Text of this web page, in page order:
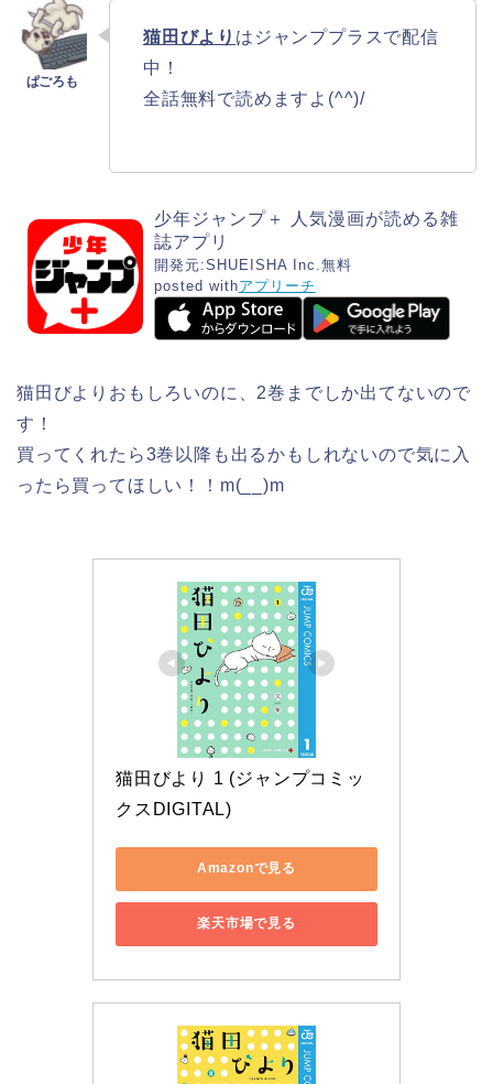
猫田びより はジャンププラスで配信
中！
全話無料で読めますよ(^^)/
少年ジャンプ＋ 人気漫画が読める雑
誌アプリ
開発元:SHUEISHA Inc. 無料
posted withアプリーチ
猫田びよりおもしろいのに、2巻までしか出てないので
す！
買ってくれたら3巻以降も出るかもしれないので気に入
ったら買ってほしい！！m(__)m
猫田びより 1 (ジャンプコミッ
クスDIGITAL)
Amazonで見る
楽天市場で見る